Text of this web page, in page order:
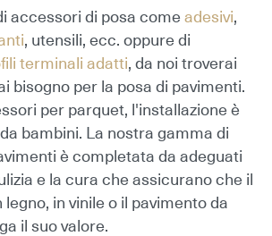
accessori di posa comeadesivi,
, utensili, ecc. oppure di
terminali adatti, da noi troverai
bisogno per la posa di pavimenti.
per parquet, l'installazione è
bambini. La nostra gamma di
è completata da adeguati
e la cura che assicurano che il
in vinile o il pavimento da
il suo valore.